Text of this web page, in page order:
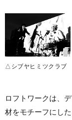
△シブヤヒミツクラブ
ロフトワークは、
材をモチーフにし